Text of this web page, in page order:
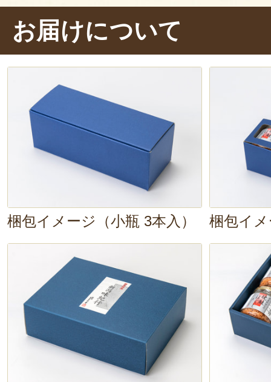
さっそくほかほかご飯に乗せて「
す！」「う～ん、これは間違いな
どんどん進んで、あっという間に
なりそう～」。
三幸さん曰く、ご飯やおにぎりの
えてサラダ風にしたり、じゃがい
ッケにしたりしても美味しいそう
試してみてください。
お届けについて
梱包イメージ（小瓶 3本入） 梱包イ